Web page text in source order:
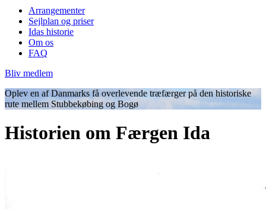
Arrangementer
Sejlplan og priser
Idas historie
Om os
FAQ
Bliv medlem
Oplev en af Danmarks få overlevende træfærger på den historiske
rute mellem Stubbekøbing og Bogø
Historien om Færgen Ida